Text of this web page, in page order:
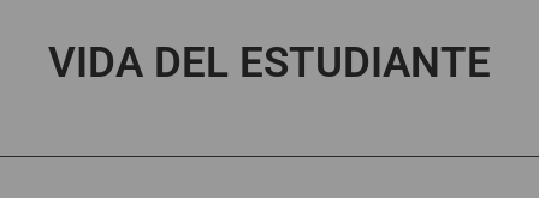
VIDA DEL ESTUDIANTE